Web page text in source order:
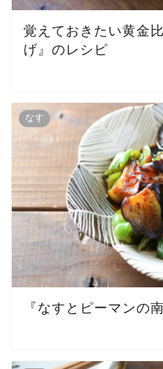
覚えておきたい黄金
げ』のレシピ
なす
『なすとピーマンの